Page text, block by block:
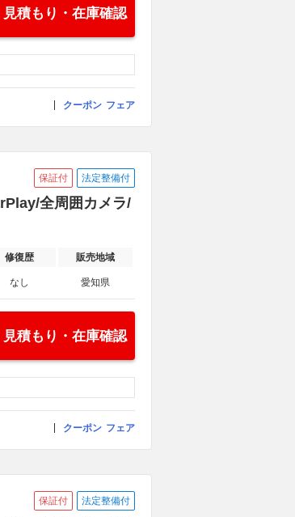
見積もり・在庫確認
クーポン フェア
保証付 法定整備付
全周囲カメラ/
修復歴 販売地域
なし 愛知県
見積もり・在庫確認
クーポン フェア
保証付 法定整備付